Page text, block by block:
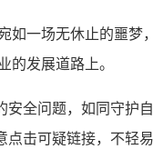
一场无休止的噩梦
的发展道路上。
全问题，如同守护
击可疑链接，不轻